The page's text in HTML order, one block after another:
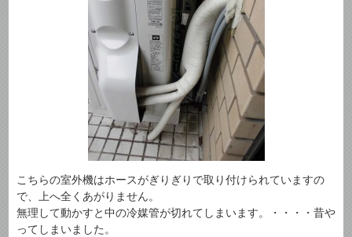
こちらの室外機はホースがぎりぎりで取り付けられていますの
で、上へ全くあがりません。
無理して動かすと中の冷媒管が切れてしまいます。・・・・昔や
ってしまいました。